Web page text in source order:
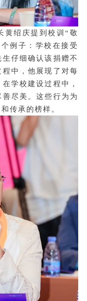
黄绍庆提到校训“敬
例子：学校在接受
仔细确认该捐赠不
中，他展现了对每
学校建设过程中，
尽美。这些行为为
传承的榜样。